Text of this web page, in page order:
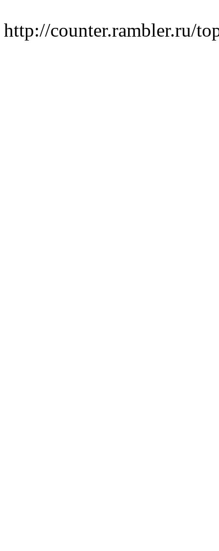
http://counter.rambler.ru/